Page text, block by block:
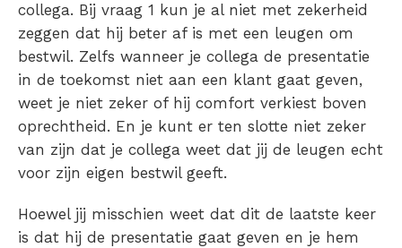
collega. Bij vraag 1 kun je al niet met zekerheid
zeggen dat hij beter af is met een leugen om
bestwil. Zelfs wanneer je collega de presentatie
in de toekomst niet aan een klant gaat geven,
weet je niet zeker of hij comfort verkiest boven
oprechtheid. En je kunt er ten slotte niet zeker
van zijn dat je collega weet dat jij de leugen echt
voor zijn eigen bestwil geeft.
Hoewel jij misschien weet dat dit de laatste keer
is dat hij de presentatie gaat geven en je hem